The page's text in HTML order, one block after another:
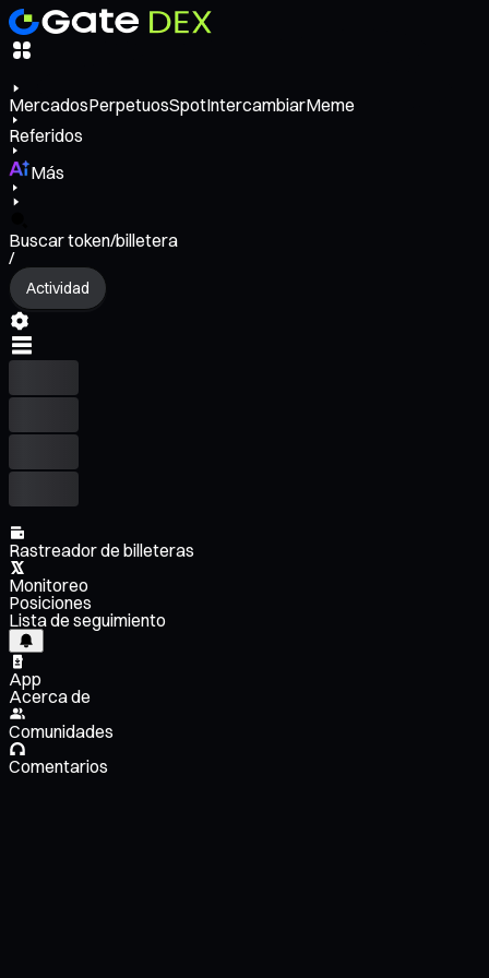
MercadosPerpetuosSpotIntercambiarMeme
Referidos
Más
Buscar token/billetera
/
Actividad
Rastreador de billeteras
Monitoreo
Posiciones
Lista de seguimiento
App
Acerca de
Comunidades
Comentarios